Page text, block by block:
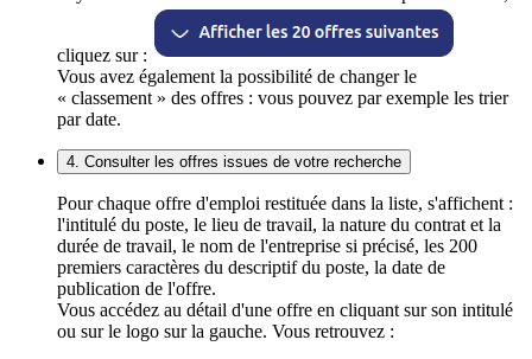
cliquez sur :
Vous avez également la possibilité de changer le
« classement » des offres : vous pouvez par exemple les trier
par date.
4. Consulter les offres issues de votre recherche
Pour chaque offre d'emploi restituée dans la liste, s'affichent :
l'intitulé du poste, le lieu de travail, la nature du contrat et la
durée de travail, le nom de l'entreprise si précisé, les 200
premiers caractères du descriptif du poste, la date de
publication de l'offre.
Vous accédez au détail d'une offre en cliquant sur son intitulé
ou sur le logo sur la gauche. Vous retrouvez :